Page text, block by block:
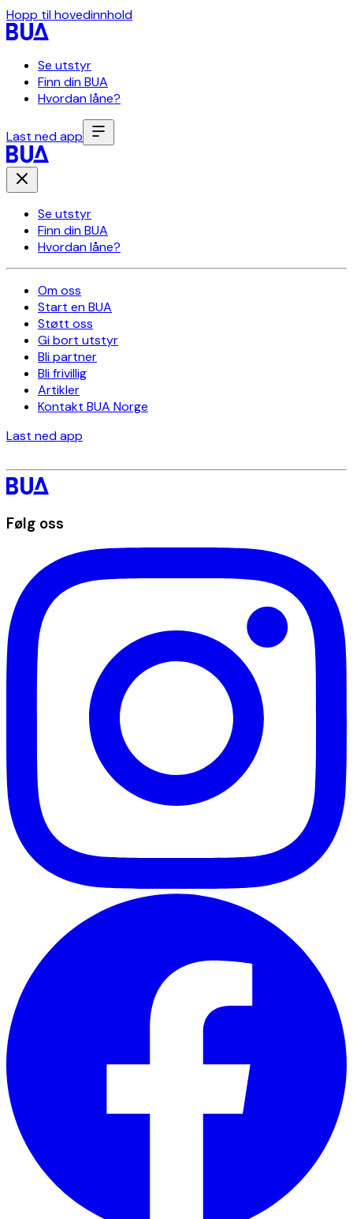
Hopp til hovedinnhold
Se utstyr
Finn din BUA
Hvordan låne?
Last ned app
Se utstyr
Finn din BUA
Hvordan låne?
Om oss
Start en BUA
Støtt oss
Gi bort utstyr
Bli partner
Bli frivillig
Artikler
Kontakt BUA Norge
Last ned app
Følg oss